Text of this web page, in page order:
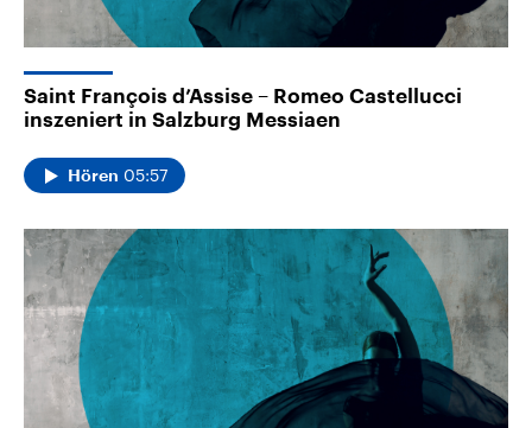
Saint François d’Assise – Romeo Castellucci
inszeniert in Salzburg Messiaen
Hören 05:57